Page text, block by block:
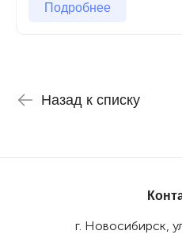
Подробнее
Назад к списку
г. Новосибирск,